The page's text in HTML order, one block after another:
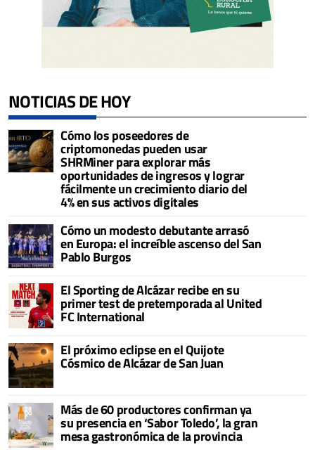
NOTICIAS DE HOY
Cómo los poseedores de
criptomonedas pueden usar
SHRMiner para explorar más
oportunidades de ingresos y lograr
fácilmente un crecimiento diario del
4% en sus activos digitales
Cómo un modesto debutante arrasó
en Europa: el increíble ascenso del San
Pablo Burgos
El Sporting de Alcázar recibe en su
primer test de pretemporada al United
FC International
El próximo eclipse en el Quijote
Cósmico de Alcázar de San Juan
Más de 60 productores confirman ya
su presencia en ‘Sabor Toledo’, la gran
mesa gastronómica de la provincia